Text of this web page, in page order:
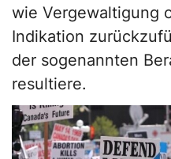
wie Vergewaltigung
Indikation
der sogenannten
resultiere.